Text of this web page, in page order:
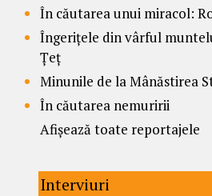
În căutarea unui miracol:
Îngerițele din vârful
Țeț
Minunile de la Mânăstirea
În căutarea nemuririi
Afișează toate reportajele
Interviuri